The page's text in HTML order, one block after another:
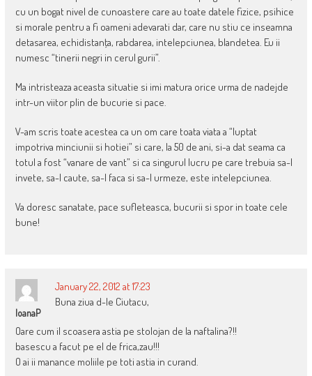
cu un bogat nivel de cunoastere care au toate datele fizice, psihice
si morale pentru a fi oameni adevarati dar, care nu stiu ce inseamna
detasarea, echidistanţa, rabdarea, intelepciunea, blandetea. Eu ii
numesc “tinerii negri in cerul gurii”.
Ma intristeaza aceasta situatie si imi matura orice urma de nadejde
intr-un viitor plin de bucurie si pace.
V-am scris toate acestea ca un om care toata viata a “luptat
impotriva minciunii si hotiei” si care, la 50 de ani, si-a dat seama ca
totul a fost “vanare de vant” si ca singurul lucru pe care trebuia sa-l
invete, sa-l caute, sa-l faca si sa-l urmeze, este intelepciunea.
Va doresc sanatate, pace sufleteasca, bucurii si spor in toate cele
bune!
IoanaP
January 22, 2012 at 17:23
Buna ziua d-le Ciutacu,
Oare cum il scoasera astia pe stolojan de la naftalina?!!
basescu a facut pe el de frica,zau!!!
O ai ii manance moliile pe toti astia in curand.